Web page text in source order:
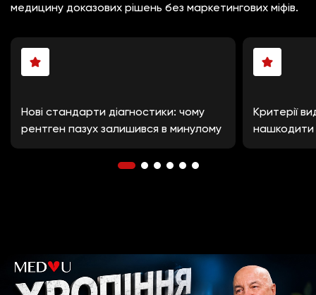
медицину доказових рішень без маркетингових міфів.
Нові стандарти діагностики: чому
рентген пазух залишився в минулому
Критерії
нашкодити